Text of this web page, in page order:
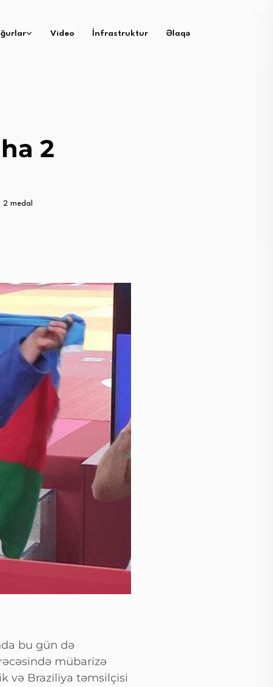
Video İnfrastruktur Əlaqə
2
2 medal
bu gün də
mübarizə
və Braziliya təmsilçisi